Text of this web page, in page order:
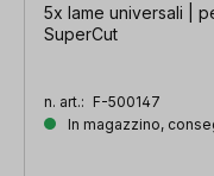
5x lame universali |
SuperCut
n. art.: F-500147
In magazzino,